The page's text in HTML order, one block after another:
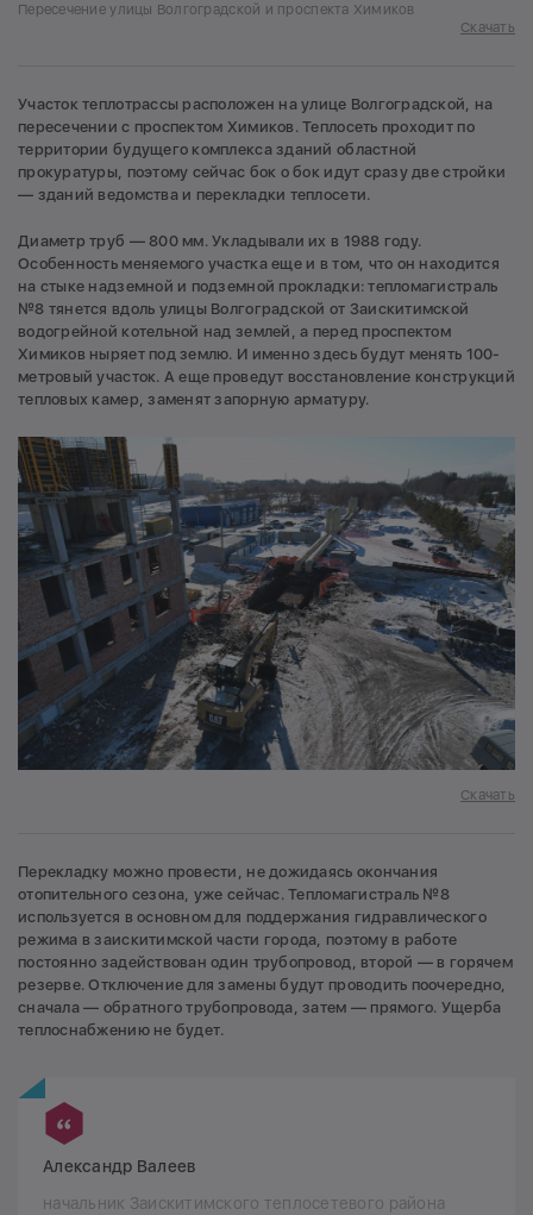
Пересечение улицы Волгоградской и проспекта Химиков
Скачать
Участок теплотрассы расположен на улице Волгоградской, на
пересечении с проспектом Химиков. Теплосеть проходит по
территории будущего комплекса зданий областной
прокуратуры, поэтому сейчас бок о бок идут сразу две стройки
— зданий ведомства и перекладки теплосети.
Диаметр труб — 800 мм. Укладывали их в 1988 году.
Особенность меняемого участка еще и в том, что он находится
на стыке надземной и подземной прокладки: тепломагистраль
№8 тянется вдоль улицы Волгоградской от Заискитимской
водогрейной котельной над землей, а перед проспектом
Химиков ныряет под землю. И именно здесь будут менять 100-
метровый участок. А еще проведут восстановление конструкций
тепловых камер, заменят запорную арматуру.
Скачать
Перекладку можно провести, не дожидаясь окончания
отопительного сезона, уже сейчас. Тепломагистраль №8
используется в основном для поддержания гидравлического
режима в заискитимской части города, поэтому в работе
постоянно задействован один трубопровод, второй — в горячем
резерве. Отключение для замены будут проводить поочередно,
сначала — обратного трубопровода, затем — прямого. Ущерба
теплоснабжению не будет.
Александр Валеев
начальник Заискитимского теплосетевого района